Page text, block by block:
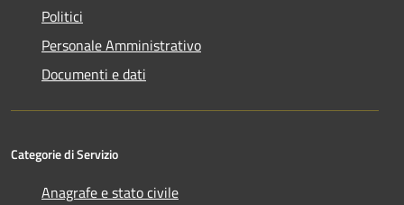
Politici
Personale Amministrativo
Documenti e dati
Categorie di Servizio
Anagrafe e stato civile